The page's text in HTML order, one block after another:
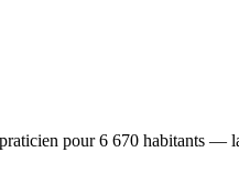
pour 6 670 habitants —